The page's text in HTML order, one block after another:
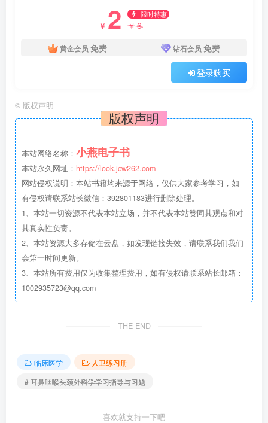
￥ 2 限时特惠
￥6
黄金会员 免费 钻石会员 免费
登录购买
© 版权声明
版权声明
本站网络名称： 小燕电子书
本站永久网址： https://look.jcw262.com
网站侵权说明：本站书籍均来源于网络，仅供大家参考学习，如
有侵权请联系站长微信：392801183进行删除处理。
1、本站一切资源不代表本站立场，并不代表本站赞同其观点和对
其真实性负责。
2、本站资源大多存储在云盘，如发现链接失效，请联系我们我们
会第一时间更新。
3、本站所有费用仅为收集整理费用，如有侵权请联系站长邮箱：
1002935723@qq.com
THE END
临床医学
人卫练习册
# 耳鼻咽喉头颈外科学学习指导与习题
喜欢就支持一下吧